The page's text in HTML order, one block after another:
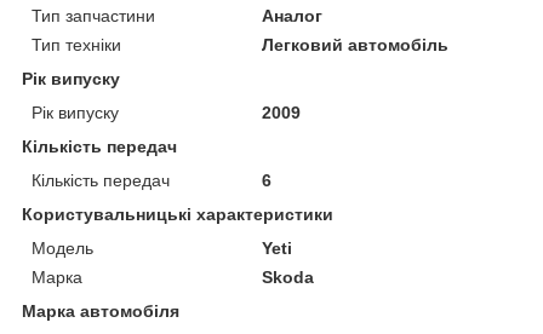
Тип запчастини
Аналог
Тип техніки
Легковий автомобіль
Рік випуску
Рік випуску
2009
Кількість передач
Кількість передач
6
Користувальницькі характеристики
Мoдель
Yeti
Марка
Skoda
Марка автомобіля